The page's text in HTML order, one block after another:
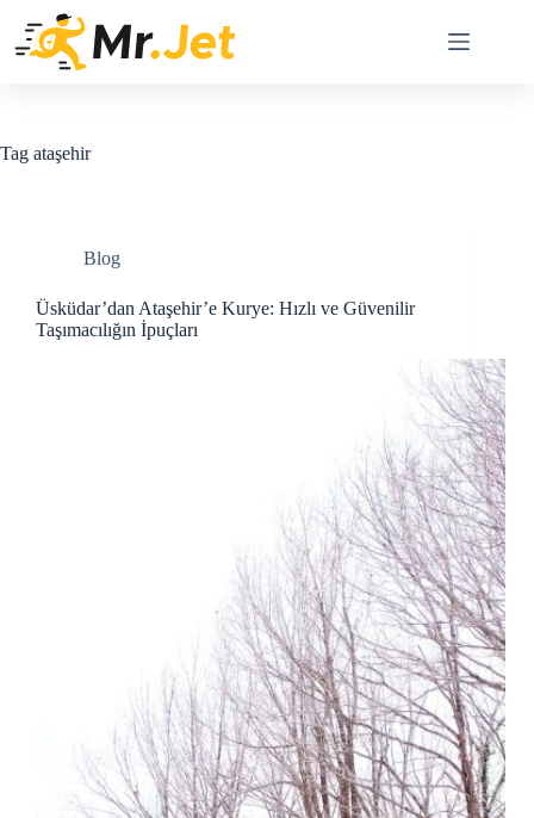
content
Tag ataşehir
Blog
Üsküdar’dan Ataşehir’e Kurye: Hızlı ve Güvenilir
Taşımacılığın İpuçları